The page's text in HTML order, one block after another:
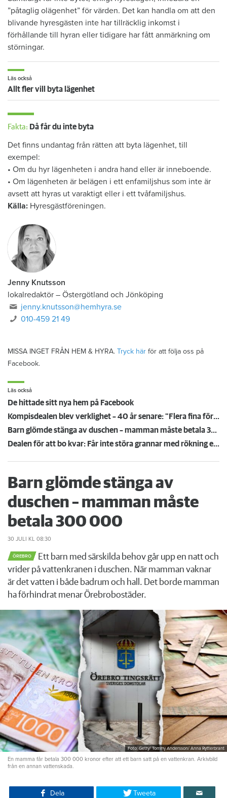
”påtaglig olägenhet” för värden. Det kan handla om att den
blivande hyresgästen inte har tillräcklig inkomst i
förhållande till hyran eller tidigare har fått anmärkning om
störningar.
Läs också
Allt fler vill byta lägenhet
Fakta: Då får du inte byta
Det finns undantag från rätten att byta lägenhet, till
exempel:
• Om du hyr lägenheten i andra hand eller är inneboende.
• Om lägenheten är belägen i ett enfamiljshus som inte är
avsett att hyras ut varaktigt eller i ett tvåfamiljshus.
Källa: Hyresgästföreningen.
Jenny Knutsson
lokalredaktör – Östergötland och Jönköping
jenny.knutsson@hemhyra.se
010-459 21 49
MISSA INGET FRÅN HEM & HYRA. Tryck här för att följa oss på
Facebook.
Läs också
De hittade sitt nya hem på Facebook
Kompisdealen blev verklighet – 40 år senare: "Flera fina fördelar med att dela bostad"
Barn glömde stänga av duschen – mamman måste betala 300 000
Dealen för att bo kvar: Får inte störa grannar med rökning eller utsätta dem för brandfara
Barn glömde stänga av
duschen – mamman måste
betala 300 000
30 JULI KL 08:30
ÖREBRO
Ett barn med särskilda behov går upp en natt och
vrider på vattenkranen i duschen. När mamman vaknar
är det vatten i både badrum och hall. Det borde mamman
ha förhindrat menar Örebrobostäder.
Foto: Getty/ Tommy Andersson/ Anna Rytterbrant
En mamma får betala 300 000 kronor efter att ett barn satt på en vattenkran. Arkivbild
från en annan vattenskada.
Dela Tweeta